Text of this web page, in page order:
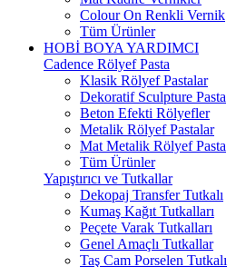
Colour On Renkli Vernik
Tüm Ürünler
HOBİ BOYA YARDIMCI
Cadence Rölyef Pasta
Klasik Rölyef Pastalar
Dekoratif Sculpture Pasta
Beton Efekti Rölyefler
Metalik Rölyef Pastalar
Mat Metalik Rölyef Pasta
Tüm Ürünler
Yapıştırıcı ve Tutkallar
Dekopaj Transfer Tutkalı
Kumaş Kağıt Tutkalları
Peçete Varak Tutkalları
Genel Amaçlı Tutkallar
Taş Cam Porselen Tutkalı